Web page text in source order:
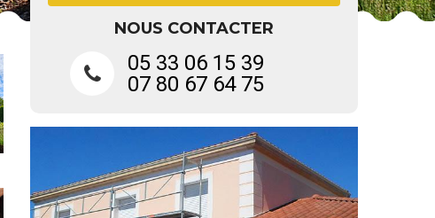
NOUS CONTACTER
05 33 06 15 39
07 80 67 64 75